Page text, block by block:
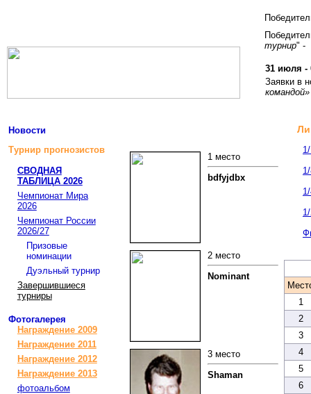
турнир" -
31 июля -
Заявки в
командой»
Новости
Турнир прогнозистов
СВОДНАЯ
ТАБЛИЦА 2026
Чемпионат Мира
2026
Чемпионат России
2026/27
Призовые
номинации
Дуэльный турнир
Завершившиеся
турниры
Фотогалерея
Награждение 2009
Награждение 2011
Награждение 2012
Награждение 2013
фотоальбом
1 место
bdfyjdbx
2 место
Nominant
3 место
Shaman
1
2
3
4
5
6